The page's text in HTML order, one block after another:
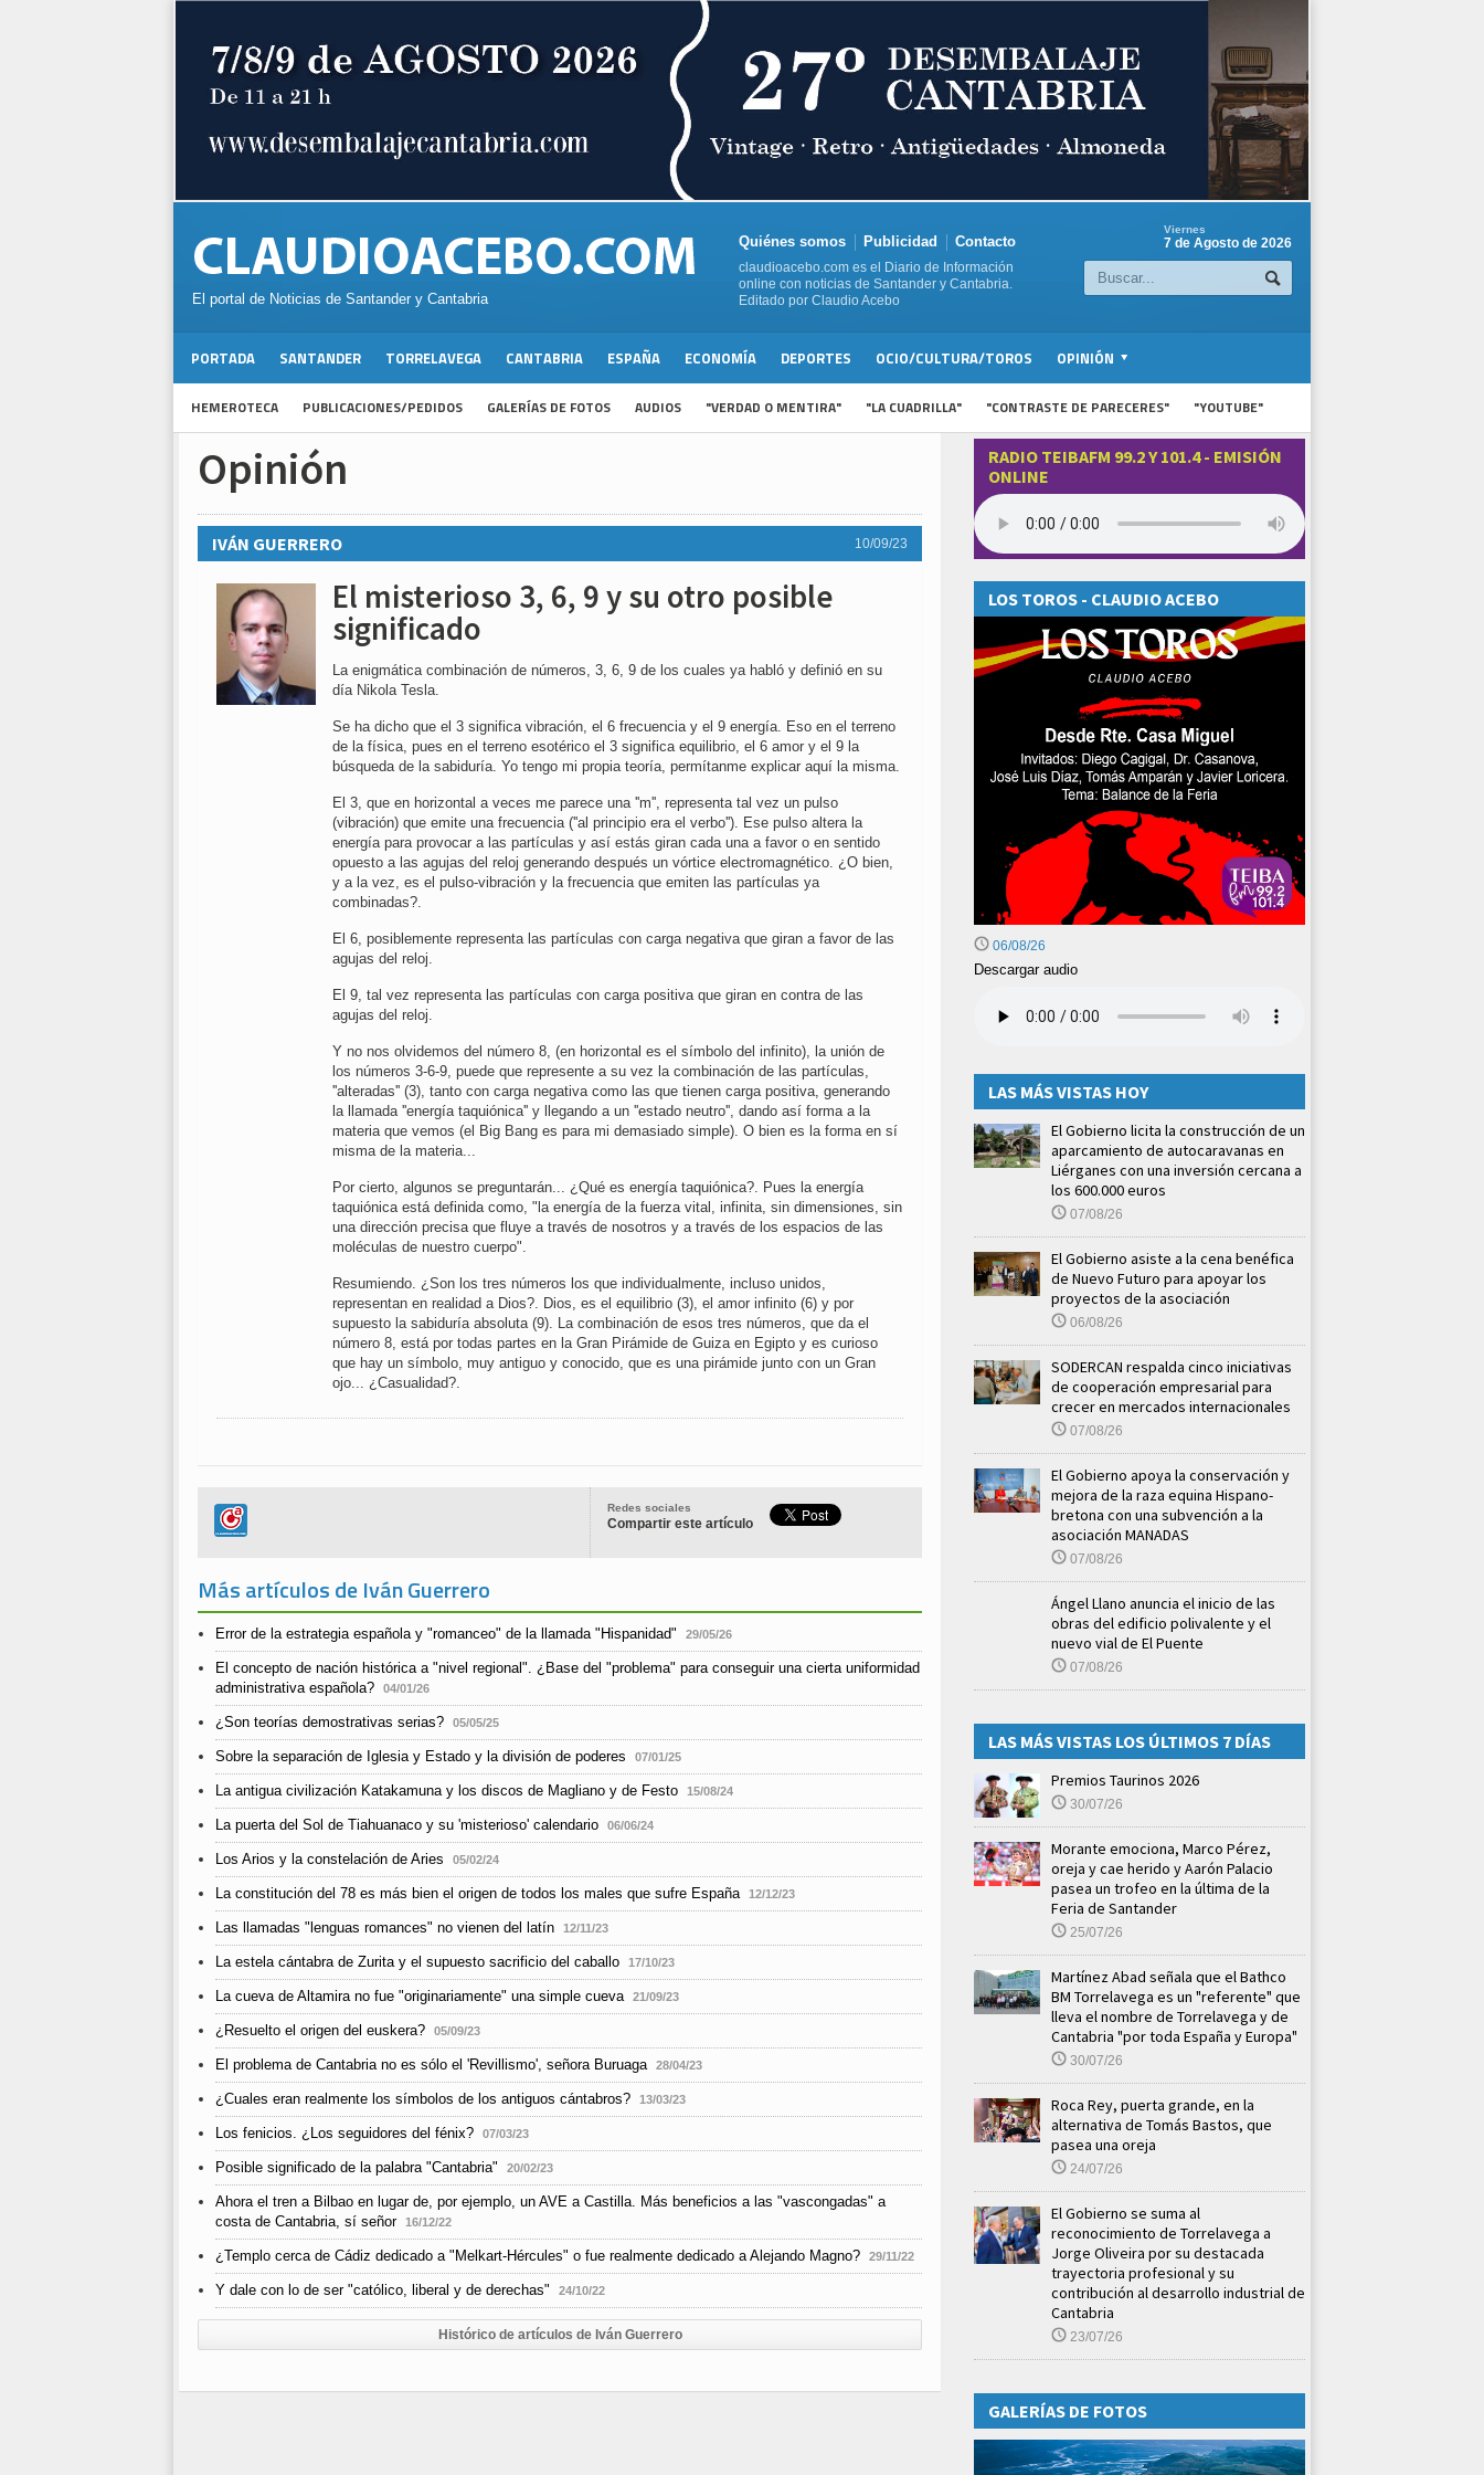
El portal de Noticias de Santander y Cantabria
Quiénes somos Publicidad Contacto
claudioacebo.com es el Diario de Información
online con noticias de Santander y Cantabria.
Editado por Claudio Acebo
Viernes
7 de Agosto de 2026
PORTADA SANTANDER TORRELAVEGA CANTABRIA ESPAÑA ECONOMÍA DEPORTES OCIO/CULTURA/TOROS OPINIÓN
HEMEROTECA PUBLICACIONES/PEDIDOS GALERÍAS DE FOTOS AUDIOS "VERDAD O MENTIRA" "LA CUADRILLA" "CONTRASTE DE PARECERES" "YOUTUBE"
Opinión
10/09/23
IVÁN GUERRERO
El misterioso 3, 6, 9 y su otro posible
significado
La enigmática combinación de números, 3, 6, 9 de los cuales ya habló y definió en su
día Nikola Tesla.
Se ha dicho que el 3 significa vibración, el 6 frecuencia y el 9 energía. Eso en el terreno
de la física, pues en el terreno esotérico el 3 significa equilibrio, el 6 amor y el 9 la
búsqueda de la sabiduría. Yo tengo mi propia teoría, permítanme explicar aquí la misma.
El 3, que en horizontal a veces me parece una ''m'', representa tal vez un pulso
(vibración) que emite una frecuencia (''al principio era el verbo''). Ese pulso altera la
energía para provocar a las partículas y así estás giran cada una a favor o en sentido
opuesto a las agujas del reloj generando después un vórtice electromagnético. ¿O bien,
y a la vez, es el pulso-vibración y la frecuencia que emiten las partículas ya
combinadas?.
El 6, posiblemente representa las partículas con carga negativa que giran a favor de las
agujas del reloj.
El 9, tal vez representa las partículas con carga positiva que giran en contra de las
agujas del reloj.
Y no nos olvidemos del número 8, (en horizontal es el símbolo del infinito), la unión de
los números 3-6-9, puede que represente a su vez la combinación de las partículas,
''alteradas'' (3), tanto con carga negativa como las que tienen carga positiva, generando
la llamada ''energía taquiónica'' y llegando a un ''estado neutro'', dando así forma a la
materia que vemos (el Big Bang es para mi demasiado simple). O bien es la forma en sí
misma de la materia...
Por cierto, algunos se preguntarán... ¿Qué es energía taquiónica?. Pues la energía
taquiónica está definida como, "la energía de la fuerza vital, infinita, sin dimensiones, sin
una dirección precisa que fluye a través de nosotros y a través de los espacios de las
moléculas de nuestro cuerpo".
Resumiendo. ¿Son los tres números los que individualmente, incluso unidos,
representan en realidad a Dios?. Dios, es el equilibrio (3), el amor infinito (6) y por
supuesto la sabiduría absoluta (9). La combinación de esos tres números, que da el
número 8, está por todas partes en la Gran Pirámide de Guiza en Egipto y es curioso
que hay un símbolo, muy antiguo y conocido, que es una pirámide junto con un Gran
ojo... ¿Casualidad?.
Redes sociales
Compartir este artículo
Más artículos de Iván Guerrero
Error de la estrategia española y "romanceo" de la llamada "Hispanidad" 29/05/26
El concepto de nación histórica a "nivel regional". ¿Base del "problema" para conseguir una cierta uniformidad
administrativa española?
04/01/26
¿Son teorías demostrativas serias? 05/05/25
Sobre la separación de Iglesia y Estado y la división de poderes 07/01/25
La antigua civilización Katakamuna y los discos de Magliano y de Festo 15/08/24
La puerta del Sol de Tiahuanaco y su 'misterioso' calendario 06/06/24
Los Arios y la constelación de Aries 05/02/24
La constitución del 78 es más bien el origen de todos los males que sufre España 12/12/23
Las llamadas "lenguas romances" no vienen del latín 12/11/23
La estela cántabra de Zurita y el supuesto sacrificio del caballo 17/10/23
La cueva de Altamira no fue "originariamente" una simple cueva 21/09/23
¿Resuelto el origen del euskera? 05/09/23
El problema de Cantabria no es sólo el 'Revillismo', señora Buruaga 28/04/23
¿Cuales eran realmente los símbolos de los antiguos cántabros? 13/03/23
Los fenicios. ¿Los seguidores del fénix? 07/03/23
Posible significado de la palabra "Cantabria" 20/02/23
Ahora el tren a Bilbao en lugar de, por ejemplo, un AVE a Castilla. Más beneficios a las "vascongadas" a
costa de Cantabria, sí señor
16/12/22
¿Templo cerca de Cádiz dedicado a "Melkart-Hércules" o fue realmente dedicado a Alejando Magno? 29/11/22
Y dale con lo de ser "católico, liberal y de derechas" 24/10/22
Histórico de artículos de Iván Guerrero
RADIO TEIBAFM 99.2 Y 101.4 - EMISIÓN
ONLINE
LOS TOROS - CLAUDIO ACEBO
06/08/26
Descargar audio
LAS MÁS VISTAS HOY
El Gobierno licita la construcción de un
aparcamiento de autocaravanas en
Liérganes con una inversión cercana a
los 600.000 euros
07/08/26
El Gobierno asiste a la cena benéfica
de Nuevo Futuro para apoyar los
proyectos de la asociación
06/08/26
SODERCAN respalda cinco iniciativas
de cooperación empresarial para
crecer en mercados internacionales
07/08/26
El Gobierno apoya la conservación y
mejora de la raza equina Hispano-
bretona con una subvención a la
asociación MANADAS
07/08/26
Ángel Llano anuncia el inicio de las
obras del edificio polivalente y el
nuevo vial de El Puente
07/08/26
LAS MÁS VISTAS LOS ÚLTIMOS 7 DÍAS
Premios Taurinos 2026
30/07/26
Morante emociona, Marco Pérez,
oreja y cae herido y Aarón Palacio
pasea un trofeo en la última de la
Feria de Santander
25/07/26
Martínez Abad señala que el Bathco
BM Torrelavega es un "referente" que
lleva el nombre de Torrelavega y de
Cantabria "por toda España y Europa"
30/07/26
Roca Rey, puerta grande, en la
alternativa de Tomás Bastos, que
pasea una oreja
24/07/26
El Gobierno se suma al
reconocimiento de Torrelavega a
Jorge Oliveira por su destacada
trayectoria profesional y su
contribución al desarrollo industrial de
Cantabria
23/07/26
GALERÍAS DE FOTOS